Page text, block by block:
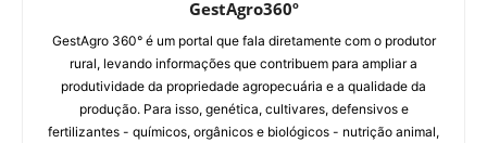
GestAgro360º
GestAgro 360° é um portal que fala diretamente com o produtor
rural, levando informações que contribuem para ampliar a
produtividade da propriedade agropecuária e a qualidade da
produção. Para isso, genética, cultivares, defensivos e
fertilizantes - químicos, orgânicos e biológicos - nutrição animal,